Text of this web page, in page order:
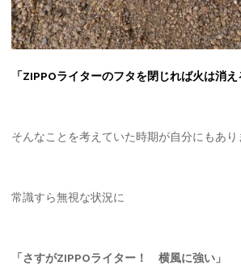
「ZIPPOライターのフタを閉じれば火は消え
そんなことを考えていた時期が自分にもあり
常識すら無視な状況に
「さすがZIPPOライター！ 横風に強い」